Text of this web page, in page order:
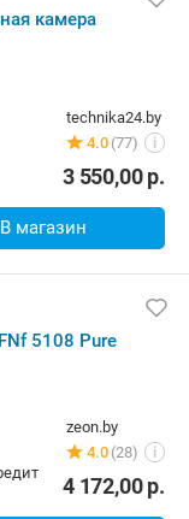
камера
technika24.by
4.0 (77) i
3 550,00р.
В магазин
5108 Pure
zeon.by
4.0 (28) i
4 172,00р.